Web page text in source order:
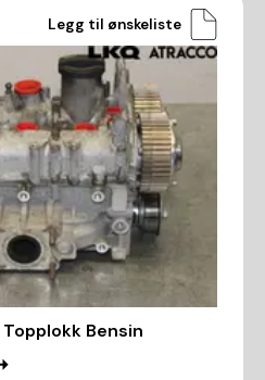
Legg til ønskeliste
Bensin